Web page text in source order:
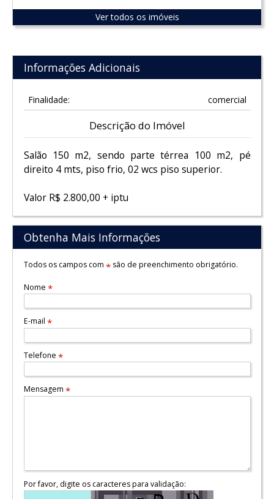
Ver todos os imóveis
Informações Adicionais
Finalidade: comercial
Descrição do Imóvel
Salão 150 m2, sendo parte térrea 100 m2, pé
direito 4 mts, piso frio, 02 wcs piso superior.
Valor R$ 2.800,00 + iptu
Obtenha Mais Informações
Todos os campos com *são de preenchimento obrigatório.
Nome *
E-mail *
Telefone *
Mensagem *
Por favor, digite os caracteres para validação: